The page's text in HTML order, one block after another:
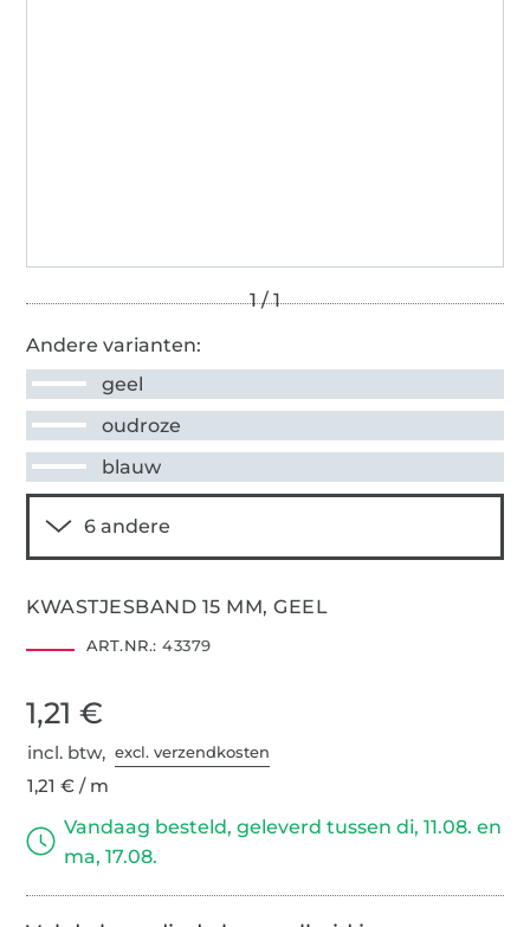
Andere varianten:
geel
oudroze
blauw
KWASTJESBAND 15 MM, GEEL
ART.NR.: 43379
1,21 €
incl. btw,excl. verzendkosten
1,21 € / m
Vandaag besteld, geleverd tussen di, 11.08. en
ma, 17.08.